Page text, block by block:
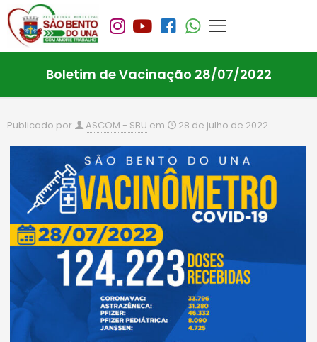
Boletim de Vacinação 28/07/2022
Publicado por ASCOM - SBU em 28 de julho de 2022